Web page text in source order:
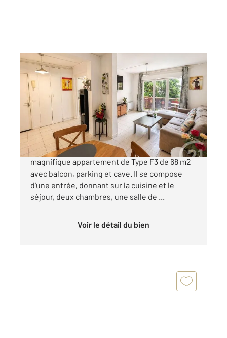
LIVRY GARGAN 93
68,25 m 2, 3 pièces
Ref : 22292
Appartement F3 à vendre
199 000 €
A deux pas de la Mairie, venez découvrir ce
magnifique appartement de Type F3 de 68 m2
avec balcon, parking et cave. Il se compose
d'une entrée, donnant sur la cuisine et le
séjour, deux chambres, une salle de ...
Voir le détail du bien